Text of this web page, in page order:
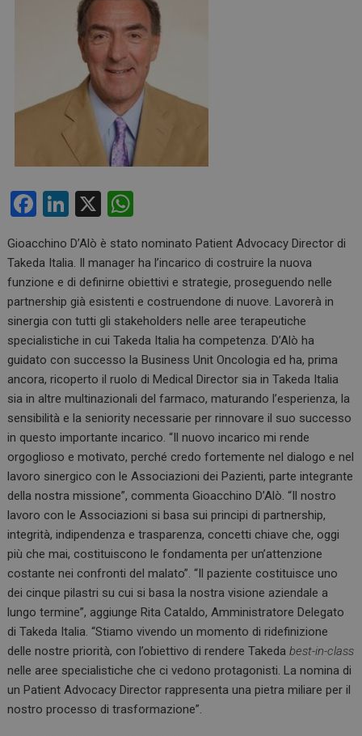
F
ce
b
o
o
k
Li
ke
dI
n
X
at
s
A
p
p
Gioacchino D’Alò è stato nominato Patient Advocacy Director di
Takeda Italia. Il manager ha l’incarico di costruire la nuova
funzione e di definirne obiettivi e strategie, proseguendo nelle
partnership già esistenti e costruendone di nuove. Lavorerà in
sinergia con tutti gli stakeholders nelle aree terapeutiche
specialistiche in cui Takeda Italia ha competenza. D’Alò ha
guidato con successo la Business Unit Oncologia ed ha, prima
ancora, ricoperto il ruolo di Medical Director sia in Takeda Italia
sia in altre multinazionali del farmaco, maturando l’esperienza, la
sensibilità e la seniority necessarie per rinnovare il suo successo
in questo importante incarico. “Il nuovo incarico mi rende
orgoglioso e motivato, perché credo fortemente nel dialogo e nel
lavoro sinergico con le Associazioni dei Pazienti, parte integrante
della nostra missione”, commenta Gioacchino D’Alò. “Il nostro
lavoro con le Associazioni si basa sui principi di partnership,
integrità, indipendenza e trasparenza, concetti chiave che, oggi
più che mai, costituiscono le fondamenta per un’attenzione
costante nei confronti del malato”. “Il paziente costituisce uno
dei cinque pilastri su cui si basa la nostra visione aziendale a
lungo termine”, aggiunge Rita Cataldo, Amministratore Delegato
di Takeda Italia. “Stiamo vivendo un momento di ridefinizione
delle nostre priorità, con l’obiettivo di rendere Takedabest-in-class
nelle aree specialistiche che ci vedono protagonisti. La nomina di
un Patient Advocacy Director rappresenta una pietra miliare per il
nostro processo di trasformazione”.